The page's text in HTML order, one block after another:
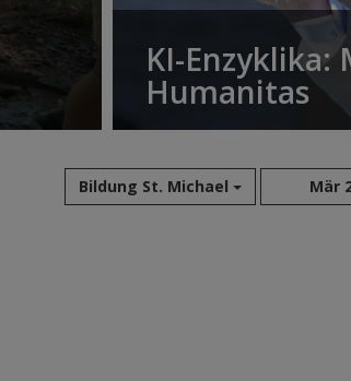
KI-Enzyklika:
Humanitas
Bildung St. Michael Mär